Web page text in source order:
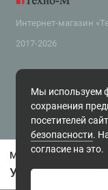
Уточняйте цену
Мы используем
сохранения
посетителей
безопасности.
согласие на это.
Интернет-магазин
2017-2026
Поддержка
+7 (343) 318-2-800
zakaz@tehnom.ru
г. Екатеринбург, ул.